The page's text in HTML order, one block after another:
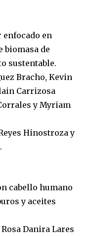
en
biomasa de
sustentable.
Bracho, Kevin
Carrizosa
y Myriam
Hinostroza y
cabello humano
y aceites
Danira Lares